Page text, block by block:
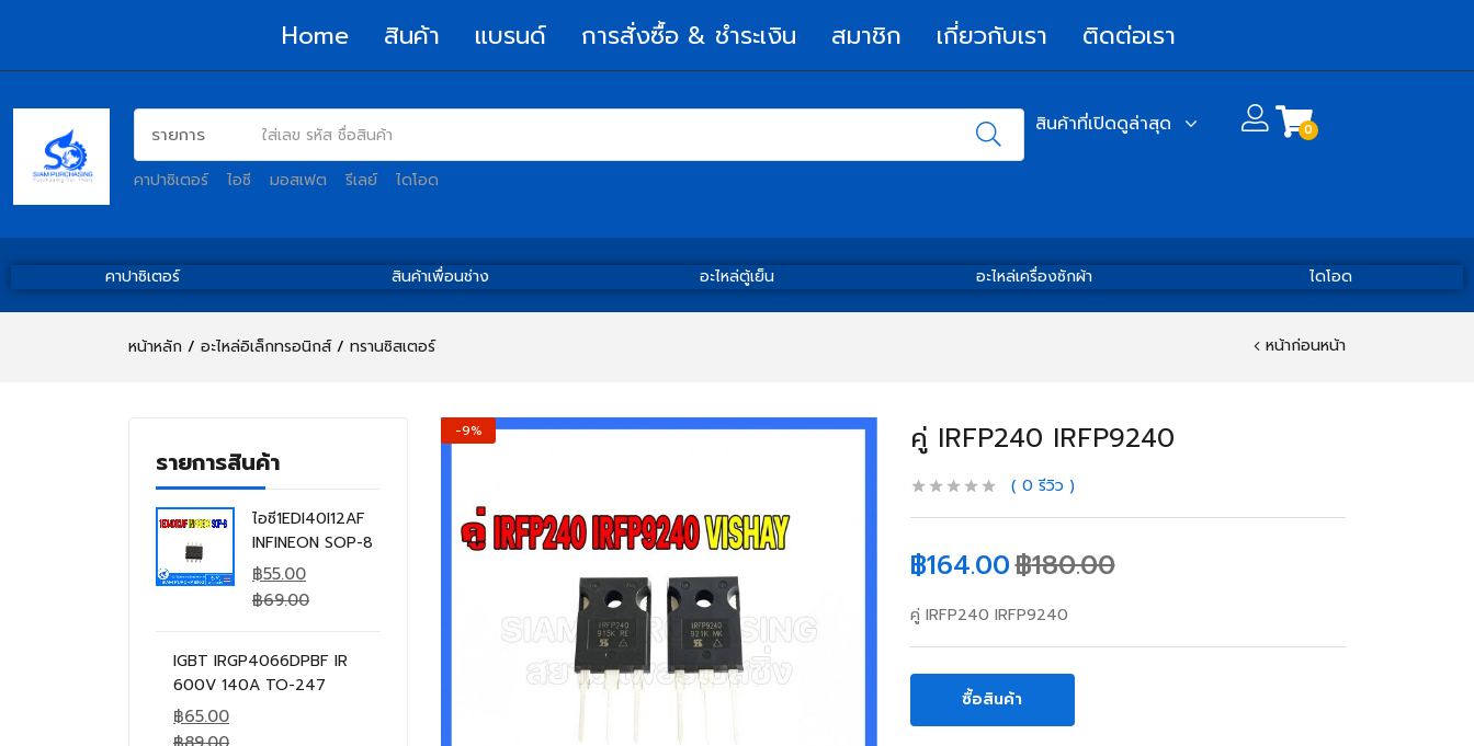
Home สินค้า แบรนด์ การสั่งซื้อ & ชำระเงิน สมาชิก เกี่ยวกับเรา ติดต่อเรา
คาปาซิเตอร์ ไอซี มอสเฟต รีเลย์ ไดโอด
สินค้าที่เปิดดูล่าสุด 0
คาปาซิเตอร์ สินค้าเพื่อนช่าง อะไหล่ตู้เย็น อะไหล่เครื่องซักผ้า ไดโอด
หน้าหลัก อะไหล่อิเล็กทรอนิกส์ ทรานซิสเตอร์ หน้าก่อนหน้า
รายการสินค้า
ไอซี1EDI40I12AF
INFINEON SOP-8
฿55.00
฿69.00
IGBT IRGP4066DPBF IR
600V 140A TO-247
฿65.00
-9% คู่ IRFP240 IRFP9240
0 รีวิว
฿164.00฿180.00
คู่ IRFP240 IRFP9240
ซื้อสินค้า